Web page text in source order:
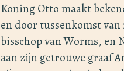
Koning Otto maakt
en door tussenkomst
bisschop van Worms, en
aan zijn getrouwe graaf